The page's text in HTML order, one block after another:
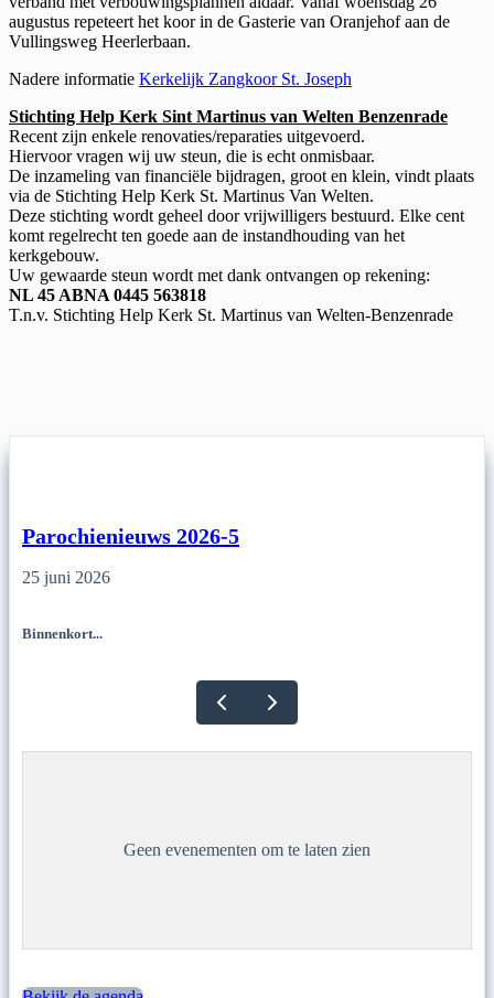
augustus repeteert het koor in de Gasterie van Oranjehof aan de
Vullingsweg Heerlerbaan.
Nadere informatie Kerkelijk Zangkoor St. Joseph
Stichting Help Kerk Sint Martinus van Welten Benzenrade
Recent zijn enkele renovaties/reparaties uitgevoerd.
Hiervoor vragen wij uw steun, die is echt onmisbaar.
De inzameling van financiële bijdragen, groot en klein, vindt plaats
via de Stichting Help Kerk St. Martinus Van Welten.
Deze stichting wordt geheel door vrijwilligers bestuurd. Elke cent
komt regelrecht ten goede aan de instandhouding van het
kerkgebouw.
Uw gewaarde steun wordt met dank ontvangen op rekening:
NL 45 ABNA 0445 563818
T.n.v. Stichting Help Kerk St. Martinus van Welten-Benzenrade
Parochienieuws 2026-5
25 juni 2026
Binnenkort...
Geen evenementen om te laten zien